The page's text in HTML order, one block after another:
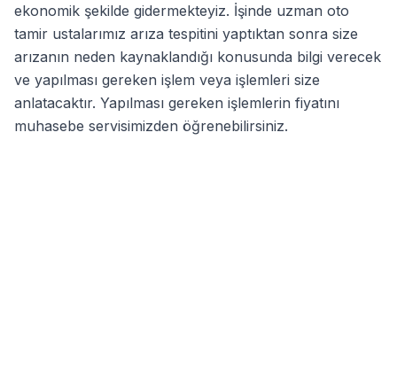
ekonomik şekilde gidermekteyiz. İşinde uzman oto
tamir ustalarımız arıza tespitini yaptıktan sonra size
arızanın neden kaynaklandığı konusunda bilgi verecek
ve yapılması gereken işlem veya işlemleri size
anlatacaktır. Yapılması gereken işlemlerin fiyatını
muhasebe servisimizden öğrenebilirsiniz.